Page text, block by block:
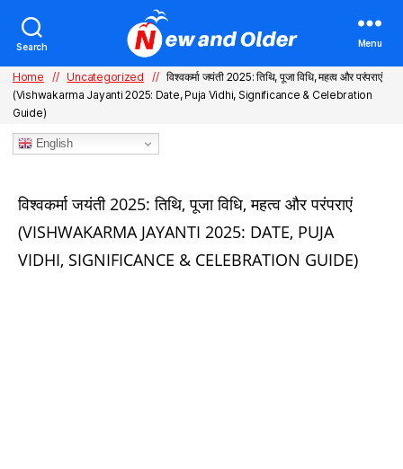
Search Menu
Home // Uncategorized // विश्वकर्मा जयंती 2025: तिथि, पूजा विधि, महत्व और परंपराएं
(Vishwakarma Jayanti 2025: Date, Puja Vidhi, Significance & Celebration
Guide)
English
Categories
विश्वकर्मा जयंती 2025: तिथि, पूजा विधि, महत्व और परंपराएं
(VISHWAKARMA JAYANTI 2025: DATE, PUJA
VIDHI, SIGNIFICANCE & CELEBRATION GUIDE)